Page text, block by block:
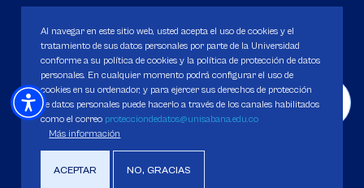
Personería Jurídica:Resolución 130 del 14 de enero de 1980.
Ministerio de Educación Nacional.
Política de Protección de datos
Derechos Pecuniarios
Al navegar en este sitio web, usted acepta el uso de cookies y el
tratamiento de sus datos personales por parte de la Universidad
conforme a su política de cookies y la política de protección de datos
personales. En cualquier momento podrá configurar el uso de
cookies en su ordenador, y para ejercer sus derechos de protección
de datos personales puede hacerlo a través de los canales habilitados
como el correo protecciondedatos@unisabana.edu.co
Más información
ACEPTAR NO, GRACIAS